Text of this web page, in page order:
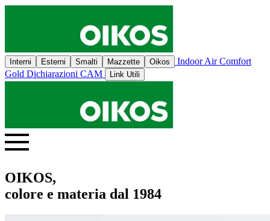
Interni Esterni Smalti Mazzette Oikos
Indoor Air Comfort
Gold Dichiarazioni CAM Link Utili
OIKOS,
colore e materia dal 1984